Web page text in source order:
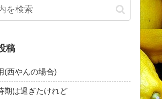
稿
(西やんの場合)
期は過ぎたけれど